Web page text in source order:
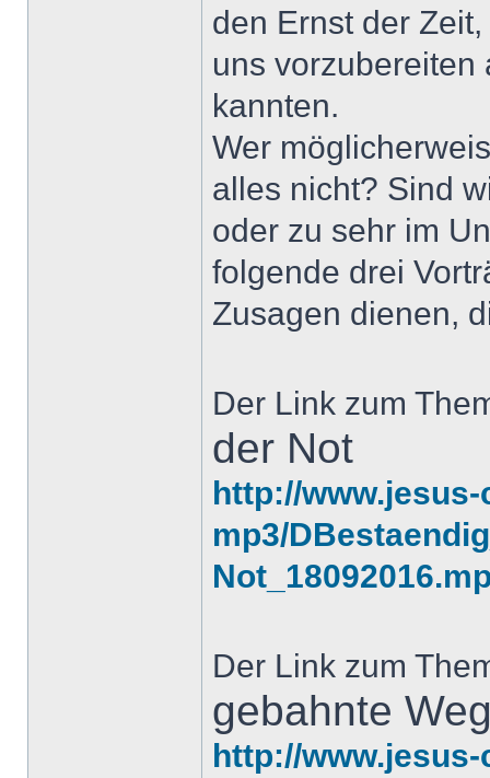
den Ernst der
uns vorzubereiten
kannten.
Wer
alles nicht? Sind
oder zu sehr im
folgende drei
Zusagen dienen,
Der Link zum
der Not
http://
mp3/
Der Link zum
gebahnte
http://